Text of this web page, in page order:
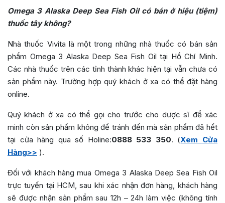
Omega 3 Alaska Deep Sea Fish Oil có bán ở hiệu (tiệm)
thuốc tây không?
Nhà thuốc Vivita là một trong những nhà thuốc có bán sản
phẩm Omega 3 Alaska Deep Sea Fish Oil tại Hồ Chí Minh.
Các nhà thuốc trên các tỉnh thành khác hiện tại vẫn chưa có
sản phẩm này. Trường hợp quý khách ở xa có thể đặt hàng
online.
Quý khách ở xa có thể gọi cho trước cho dược sĩ để xác
minh còn sản phẩm không để tránh đến mà sản phẩm đã hết
tại cửa hàng qua số Holine:0888 533 350. (Xem Cửa
Hàng>> ).
Đối với khách hàng mua Omega 3 Alaska Deep Sea Fish Oil
trực tuyến tại HCM, sau khi xác nhận đơn hàng, khách hàng
sẽ được nhận sản phẩm sau 12h – 24h làm việc (không tính